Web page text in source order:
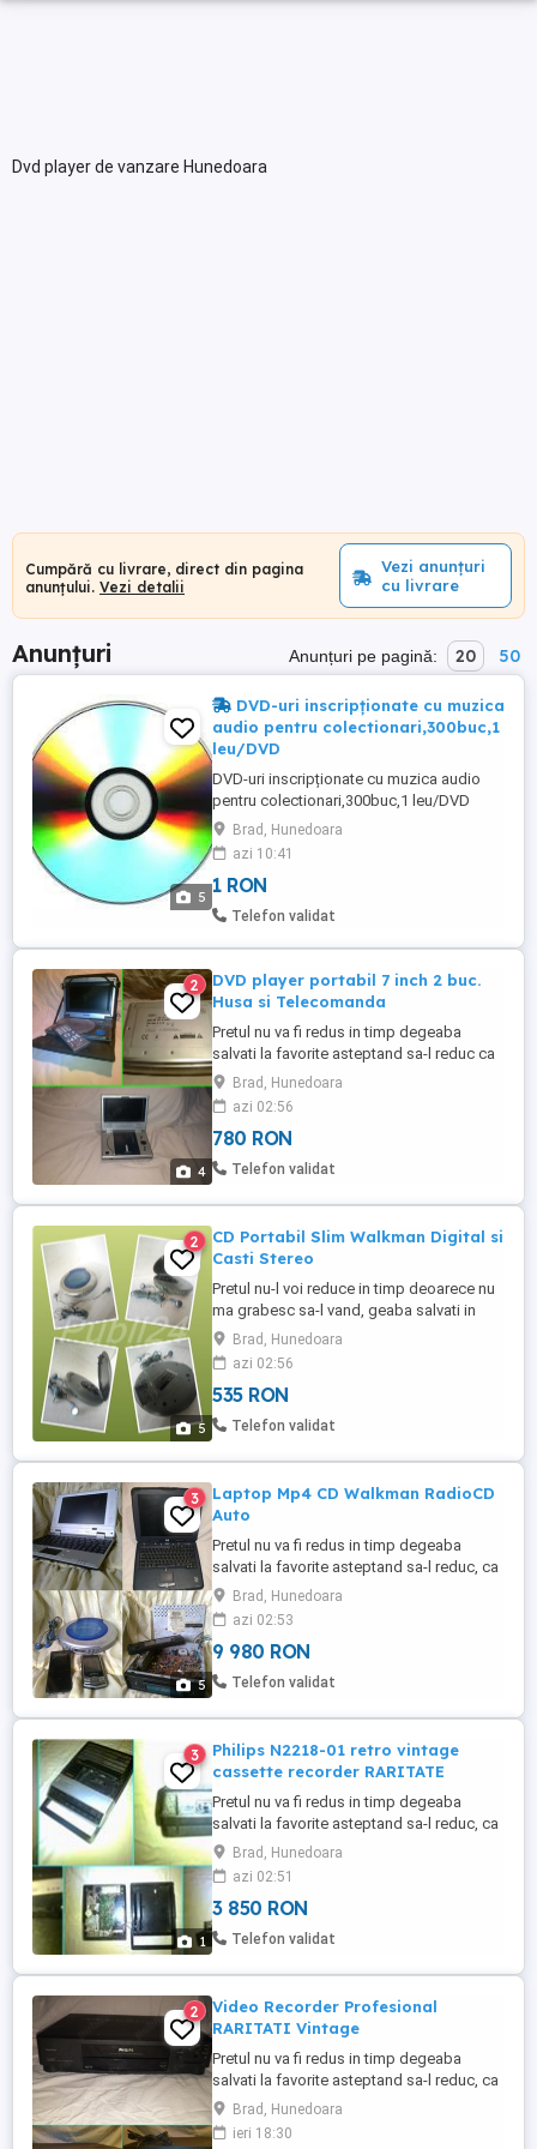
Dvd player de vanzare Hunedoara
Cumpără cu livrare, direct din pagina
anunțului. Vezi detalii
Vezi anunțuri
cu livrare
Anunțuri Anunțuri pe pagină: 20 50
5
DVD-uri inscripționate cu muzica
audio pentru colectionari,300buc,1
leu/DVD
DVD-uri inscripționate cu muzica audio
pentru colectionari,300buc,1 leu/DVD
Brad, Hunedoara
azi 10:41
1 RON
Telefon validat
4
2
DVD player portabil 7 inch 2 buc.
Husa si Telecomanda
Pretul nu va fi redus in timp degeaba
salvati la favorite asteptand sa-l reduc ca
practic il urc treptat Doar 780 lei
negociabil ambele la pachet oricum au
valoare mult mai mare Nu le dau separat
Nu le trimit cu ramburs Nu ma grabesc sa
le vand deoarece sunt bine puse la
Brad, Hunedoara
azi 02:56
780 RON
Telefon validat
5
2
CD Portabil Slim Walkman Digital si
Casti Stereo
Pretul nu-l voi reduce in timp deoarece nu
ma grabesc sa-l vand, geaba salvati in
favorite crezand ca-l scad, normal il cresc
constant Doar 535 lei negociabil oricum
valoreaza mai mult de atat Nu-l trimit cu
ramburs Care vor sa-mi vanda ori isi dau
cu parerea sau compara cu alte oferte
Brad, Hunedoara
azi 02:56
535 RON
Telefon validat
5
3
Laptop Mp4 CD Walkman RadioCD
Auto
Pretul nu va fi redus in timp degeaba
salvati la favorite asteptand sa-l reduc, ca
practic il urc treptat Doar 9980 lei
negociabil toate la pachet, oricum au
valoare mult mai mare de atat pentru ca
NU se mai fabrica asa ceva Nu le dau
separat Nu le trimit cu ramburs Nu ma
Brad, Hunedoara
azi 02:53
9 980 RON
Telefon validat
1
3
Philips N2218-01 retro vintage
cassette recorder RARITATE
Pretul nu va fi redus in timp degeaba
salvati la favorite asteptand sa-l reduc, ca
practic il urc treptat Doar 3850 lei
negociabil, oricum are valoare mult mai
mare de atat pentru ca NU SE MAI
FABRICA asa ceva Nu-l trimit cu ramburs
Nu ma grabesc sa-l vand deoarece este
Brad, Hunedoara
azi 02:51
3 850 RON
Telefon validat
2
Video Recorder Profesional
RARITATI Vintage
Pretul nu va fi redus in timp degeaba
salvati la favorite asteptand sa-l reduc, ca
practic il urc treptat Doar 3955 lei
negociabil ambele la pachet, oricum au
valoare mult mai mare de atat pentru ca
Brad, Hunedoara
ieri 18:30